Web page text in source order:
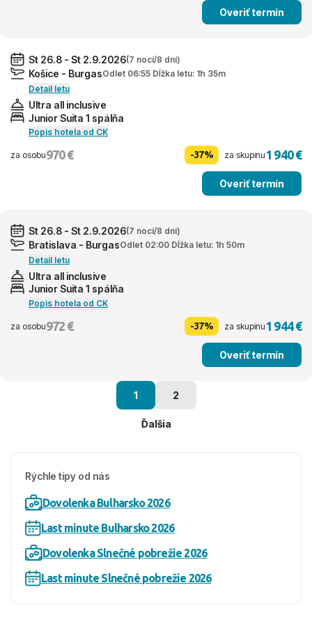
Overiť termín
St 26.8 - St 2.9.2026(7 nocí/8 dní)
Košice - BurgasOdlet 06:55 Dĺžka letu: 1h 35m
Detail letu
Ultra all inclusive
Junior Suita 1 spálňa
Popis hotela od CK
za osobu970 € -37% za skupinu1 940 €
Overiť termín
St 26.8 - St 2.9.2026(7 nocí/8 dní)
Bratislava - BurgasOdlet 02:00 Dĺžka letu: 1h 50m
Detail letu
Ultra all inclusive
Junior Suita 1 spálňa
Popis hotela od CK
za osobu972 € -37% za skupinu1 944 €
Overiť termín
1 2
Ďalšia
Rýchle tipy od nás
Dovolenka Bulharsko 2026
Last minute Bulharsko 2026
Dovolenka Slnečné pobrežie 2026
Last minute Slnečné pobrežie 2026